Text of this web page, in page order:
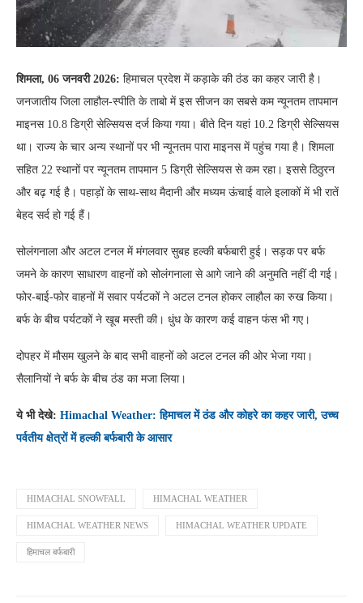
शिमला, 06 जनवरी 2026: हिमाचल प्रदेश में कड़ाके की ठंड का कहर जारी है।
जनजातीय जिला लाहौल-स्पीति के ताबो में इस सीजन का सबसे कम न्यूनतम तापमान
माइनस 10.8 डिग्री सेल्सियस दर्ज किया गया। बीते दिन यहां 10.2 डिग्री सेल्सियस
था। राज्य के चार अन्य स्थानों पर भी न्यूनतम पारा माइनस में पहुंच गया है। शिमला
सहित 22 स्थानों पर न्यूनतम तापमान 5 डिग्री सेल्सियस से कम रहा। इससे ठिठुरन
और बढ़ गई है। पहाड़ों के साथ-साथ मैदानी और मध्यम ऊंचाई वाले इलाकों में भी रातें
बेहद सर्द हो गई हैं।
सोलंगनाला और अटल टनल में मंगलवार सुबह हल्की बर्फबारी हुई। सड़क पर बर्फ
जमने के कारण साधारण वाहनों को सोलंगनाला से आगे जाने की अनुमति नहीं दी गई।
फोर-बाई-फोर वाहनों में सवार पर्यटकों ने अटल टनल होकर लाहौल का रुख किया।
बर्फ के बीच पर्यटकों ने खूब मस्ती की। धुंध के कारण कई वाहन फंस भी गए।
दोपहर में मौसम खुलने के बाद सभी वाहनों को अटल टनल की ओर भेजा गया।
सैलानियों ने बर्फ के बीच ठंड का मजा लिया।
ये भी देखे: Himachal Weather: हिमाचल में ठंड और कोहरे का कहर जारी, उच्च
पर्वतीय क्षेत्रों में हल्की बर्फबारी के आसार
HIMACHAL SNOWFALL HIMACHAL WEATHER
HIMACHAL WEATHER NEWS HIMACHAL WEATHER UPDATE
हिमाचल बर्फबारी